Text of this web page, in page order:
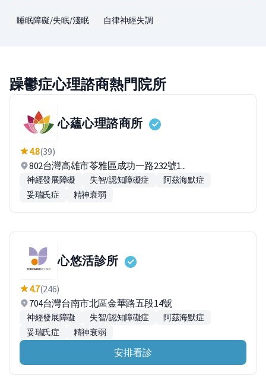
睡眠障礙/失眠/淺眠 自律神經失調
躁鬱症心理諮商熱門院所
心蘊心理諮商所
4.8(39)
802台灣高雄市苓雅區成功一路232號1...
神經發展障礙 失智/認知障礙症
阿茲海默症
妥瑞氏症
精神衰弱
心悠活診所
4.7(246)
704台灣台南市北區金華路五段14號
神經發展障礙 失智/認知障礙症
阿茲海默症
妥瑞氏症
精神衰弱
安排看診